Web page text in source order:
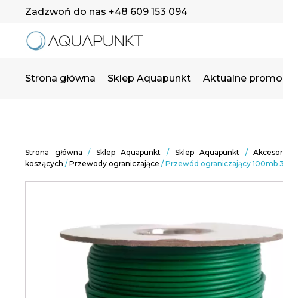
Zadzwoń do nas +48 609 153 094
Strona główna Sklep Aquapunkt Aktualne
Strona główna / Sklep Aquapunkt / Sklep Aquapunkt /
koszących / Przewody ograniczające / Przewód ograniczający 100mb